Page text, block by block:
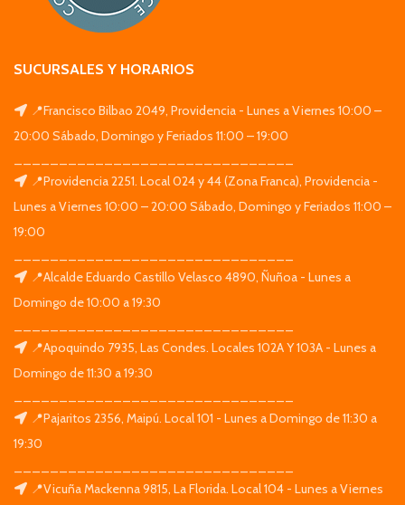
SUCURSALES Y HORARIOS
📍Francisco Bilbao 2049, Providencia - Lunes a Viernes 10:00 –
20:00 Sábado, Domingo y Feriados 11:00 – 19:00
📍Providencia 2251. Local 024 y 44 (Zona Franca), Providencia -
Lunes a Viernes 10:00 – 20:00 Sábado, Domingo y Feriados 11:00 –
19:00
📍Alcalde Eduardo Castillo Velasco 4890, Ñuñoa - Lunes a
Domingo de 10:00 a 19:30
📍Apoquindo 7935, Las Condes. Locales 102A Y 103A - Lunes a
Domingo de 11:30 a 19:30
📍Pajaritos 2356, Maipú. Local 101 - Lunes a Domingo de 11:30 a
19:30
📍Vicuña Mackenna 9815, La Florida. Local 104 - Lunes a Viernes